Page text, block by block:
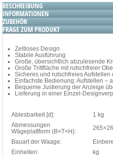
BESCHREIBUNG
INFORMATIONEN
ZUBEHÖR
FRAGE ZUM PRODUKT
Zeitloses Design
Stabile Ausführung
Große, übersichtlich abzulesende
Große Trittfläche mit rutschfreier
Sicheres und rutschfreies Aufstellen
Einfachste Bedienung: Aufstellen –
Bequeme Justierung der Anzeige
Lieferung in einer Einzel-
Ablesbarkeit [d]:
1 kg
Abmessungen
Wägeplattform (B×T×H):
Bauart der Waage:
Einheiten:
kg